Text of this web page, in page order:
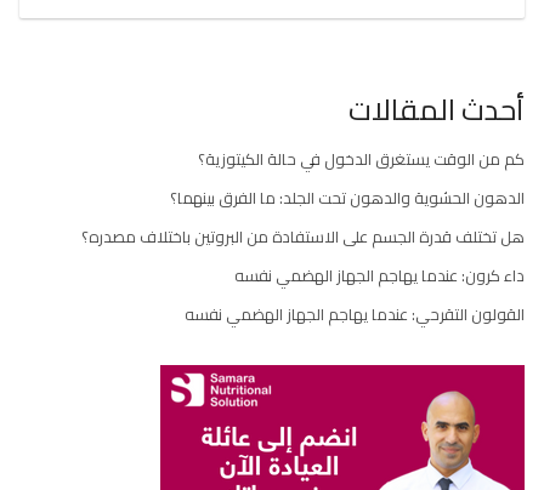
أحدث المقالات
كم من الوقت يستغرق الدخول في حالة الكيتوزية؟
الدهون الحشوية والدهون تحت الجلد: ما الفرق بينهما؟
هل تختلف قدرة الجسم على الاستفادة من البروتين باختلاف مصدره؟
داء كرون: عندما يهاجم الجهاز الهضمي نفسه
القولون التقرحي: عندما يهاجم الجهاز الهضمي نفسه